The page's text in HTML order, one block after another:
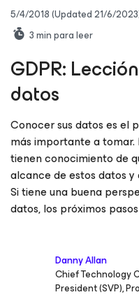
5/4/2018(Updated 21/6/
3min para leer
GDPR:
datos
Conocer sus datos es el
más importante a
tienen conocimiento de
alcance de estos datos
Si tiene una buena
datos, los próximos
Danny Allan
Chief Technology
President (SVP),